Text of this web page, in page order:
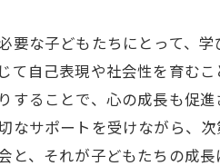
要な子どもたちにとって、
自己表現や社会性を育む
することで、心の成長も促
なサポートを受けながら、
、それが子どもたちの成